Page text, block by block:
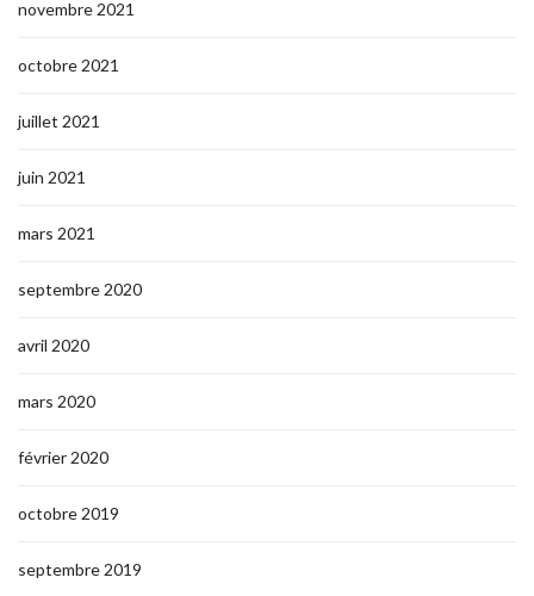
novembre 2021
octobre 2021
juillet 2021
juin 2021
mars 2021
septembre 2020
avril 2020
mars 2020
février 2020
octobre 2019
septembre 2019